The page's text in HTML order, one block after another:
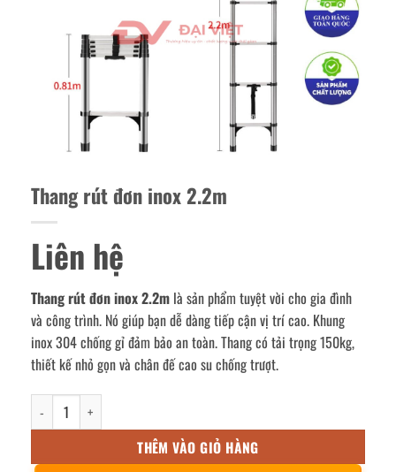
Thang rút đơn inox 2.2m
Liên hệ
Thang rút đơn inox 2.2m là sản phẩm tuyệt vời cho gia đình
và công trình. Nó giúp bạn dễ dàng tiếp cận vị trí cao. Khung
inox 304 chống gỉ đảm bảo an toàn. Thang có tải trọng 150kg,
thiết kế nhỏ gọn và chân đế cao su chống trượt.
Thang rút đơn inox 2.2m số lượng
THÊM VÀO GIỎ HÀNG